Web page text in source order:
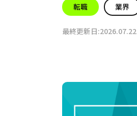
転職 業界
最終更新日:2026.07.22